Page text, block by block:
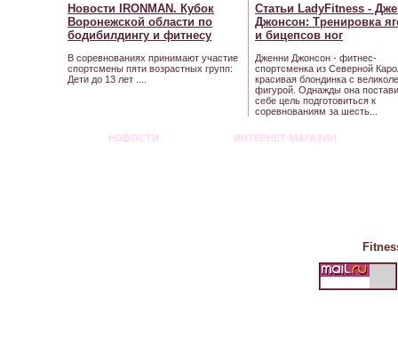
Новости IRONMAN. Кубок
Воронежской области по
бодибилдингу и фитнесу
В соревнованиях принимают участие
спортсмены пяти возрастных групп:
Дети до 13 лет ....
Статьи LadyFitness -
Джонсон: Тренировка
и бицепсов ног
Дженни Джонсон - фитнес-
спортсменка из Северной
красивая блондинка с
фигурой. Однажды она
себе цель подготовиться к
соревнованиям за шесть...
НОВОСТИ ИНТЕРНЕТ-МАГАЗИН